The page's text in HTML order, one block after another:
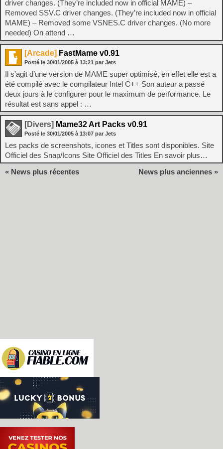
driver changes. (They’re included now in official MAME) –
Removed SSV.C driver changes. (They’re included now in official
MAME) – Removed some VSNES.C driver changes. (No more
needed) On attend …
[Arcade] FastMame v0.91
Posté le 30/01/2005 à 13:21 par Jets
Il s’agit d’une version de MAME super optimisé, en effet elle est a
été compilé avec le compilateur Intel C++ Son auteur a passé
deux jours à le configurer pour le maximum de performance. Le
résultat est sans appel : …
[Divers] Mame32 Art Packs v0.91
Posté le 30/01/2005 à 13:07 par Jets
Les packs de screenshots, icones et Titles sont disponibles. Site
Officiel des Snap/Icons Site Officiel des Titles En savoir plus…
« News plus récentes
News plus anciennes »